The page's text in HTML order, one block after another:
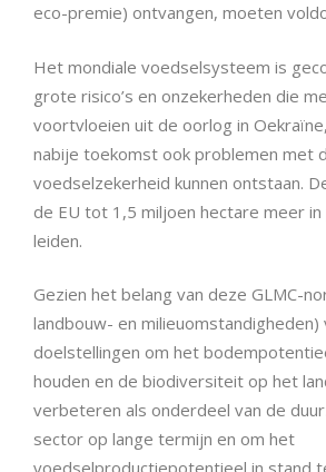
eco-premie) ontvangen, moeten
Het mondiale voedselsysteem is
grote risico’s en onzekerheden die
voortvloeien uit de oorlog in
nabije toekomst ook problemen met
voedselzekerheid kunnen ontstaan.
de EU tot 1,5 miljoen hectare meer
leiden.
Gezien het belang van deze GLMC-
landbouw- en milieuomstandigheden)
doelstellingen om het
houden en de biodiversiteit op het
verbeteren als onderdeel van de
sector op lange termijn en om het